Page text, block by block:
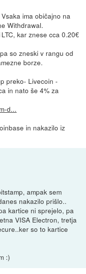
ima običajno na
Withdrawal.
kar znese cca 0.20€
so zneski v rangu od
borze.
preko- Livecoin -
in nato še 4% za
d...
in nakazilo iz
ampak sem
nakazilo prišlo..
kartice ni sprejelo, pa
VISA Electron, tretja
so to kartice
:)